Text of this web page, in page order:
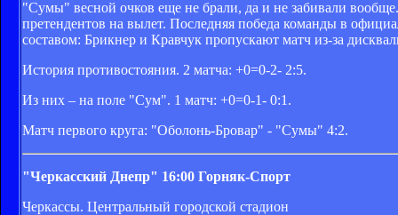
"Сумы" весной очков еще не брали, да и не забивали
претендентов на вылет. Последняя победа команды в
составом: Брикнер и Кравчук пропускают матч из-за
История противостояния. 2 матча: +0=0-2- 2:5.
Из них – на поле "Сум". 1 матч: +0=0-1- 0:1.
Матч первого круга: "Оболонь-Бровар" - "Сумы" 4:2.
"Черкасский Днепр" 16:00 Горняк-Спорт
Черкассы. Центральный городской стадион